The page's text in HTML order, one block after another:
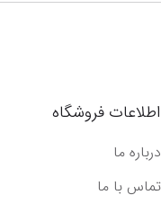
اطلاعات فروشگاه
درباره ما
تماس با ما